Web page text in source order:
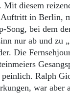
diesem
Auftritt in Berlin,
Song, bei dem
nur ab und zu
Die
Ralph
war aber